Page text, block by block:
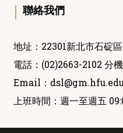
｜ 聯絡我們
地址：22301新北市石碇
電話：(02)2663-2102 分
Email：
上班時間：週一至週五